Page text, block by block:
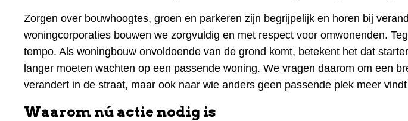
Zorgen over bouwhoogtes, groen en parkeren zijn begrijpelijk en horen bij
woningcorporaties bouwen we zorgvuldig en met respect voor omwonenden.
tempo. Als woningbouw onvoldoende van de grond komt, betekent het dat
langer moeten wachten op een passende woning. We vragen daarom om een
verandert in de straat, maar ook naar wie anders geen passende plek meer
Waarom nú actie nodig is